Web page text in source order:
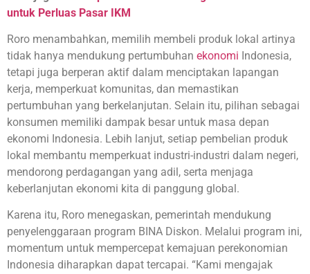
untuk Perluas Pasar IKM
Roro menambahkan, memilih membeli produk lokal artinya
tidak hanya mendukung pertumbuhan ekonomi Indonesia,
tetapi juga berperan aktif dalam menciptakan lapangan
kerja, memperkuat komunitas, dan memastikan
pertumbuhan yang berkelanjutan. Selain itu, pilihan sebagai
konsumen memiliki dampak besar untuk masa depan
ekonomi Indonesia. Lebih lanjut, setiap pembelian produk
lokal membantu memperkuat industri-industri dalam negeri,
mendorong perdagangan yang adil, serta menjaga
keberlanjutan ekonomi kita di panggung global.
Karena itu, Roro menegaskan, pemerintah mendukung
penyelenggaraan program BINA Diskon. Melalui program ini,
momentum untuk mempercepat kemajuan perekonomian
Indonesia diharapkan dapat tercapai. “Kami mengajak